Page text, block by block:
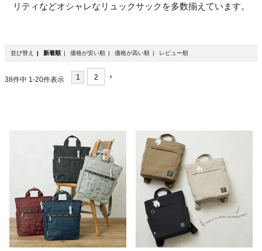
リティなどオシャレなリュックサックを多数揃えています。
並び替え 新着順 価格が安い順 価格が高い順 レビュー順
38件中 1-20件表示 1 2